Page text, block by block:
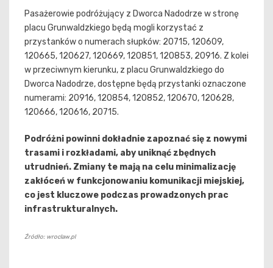
Pasażerowie podróżujący z Dworca Nadodrze w stronę
placu Grunwaldzkiego będą mogli korzystać z
przystanków o numerach słupków: 20715, 120609,
120665, 120627, 120669, 120851, 120853, 20916. Z kolei
w przeciwnym kierunku, z placu Grunwaldzkiego do
Dworca Nadodrze, dostępne będą przystanki oznaczone
numerami: 20916, 120854, 120852, 120670, 120628,
120666, 120616, 20715.
Podróżni powinni dokładnie zapoznać się z nowymi
trasami i rozkładami, aby uniknąć zbędnych
utrudnień. Zmiany te mają na celu minimalizację
zakłóceń w funkcjonowaniu komunikacji miejskiej,
co jest kluczowe podczas prowadzonych prac
infrastrukturalnych.
Źródło: wroclaw.pl